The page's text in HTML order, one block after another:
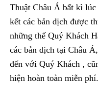
Thuật Châu Á bất kì
kết các bản dịch được
những thế Quý Khách
các bản dịch tại Châu
đến với Quý Khách ,
hiện hoàn toàn miễn phí.